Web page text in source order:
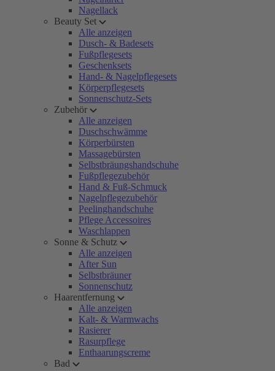
Nagellack
Beauty Set
Alle anzeigen
Dusch- & Badesets
Fußpflegesets
Geschenksets
Hand- & Nagelpflegesets
Körperpflegesets
Sonnenschutz-Sets
Zubehör
Alle anzeigen
Duschschwämme
Körperbürsten
Massagebürsten
Selbstbräungshandschuhe
Fußpflegezubehör
Hand & Fuß-Schmuck
Nagelpflegezubehör
Peelinghandschuhe
Pflege Accessoires
Waschlappen
Sonne & Schutz
Alle anzeigen
After Sun
Selbstbräuner
Sonnenschutz
Haarentfernung
Alle anzeigen
Kalt- & Warmwachs
Rasierer
Rasurpflege
Enthaarungscreme
Bad